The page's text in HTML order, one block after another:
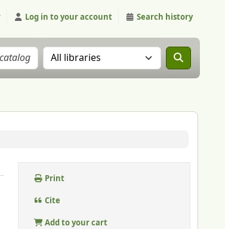
Log in to your account Search history
Search the catalog in:
Print
Cite
Add to your cart